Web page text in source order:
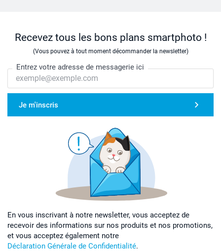
Recevez tous les bons plans smartphoto !
(Vous pouvez à tout moment décommander la newsletter)
Entrez votre adresse de messagerie ici
Je m'inscris
En vous inscrivant à notre newsletter, vous acceptez de
recevoir des informations sur nos produits et nos promotions,
et vous acceptez également notre
Déclaration Générale de Confidentialité.